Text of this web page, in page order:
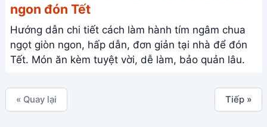
ngon đón Tết
Hướng dẫn chi tiết cách làm hành tím ngâm chua
ngọt giòn ngon, hấp dẫn, đơn giản tại nhà để đón
Tết. Món ăn kèm tuyệt vời, dễ làm, bảo quản lâu.
« Quay lại Tiếp »